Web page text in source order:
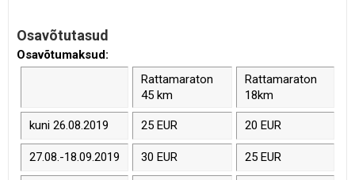
Osavõtutasud
Osavõtumaksud:
Rattamaraton
45 km
Rattamaraton
18km
kuni 26.08.2019 25 EUR 20 EUR
27.08.-18.09.2019 30 EUR 25 EUR